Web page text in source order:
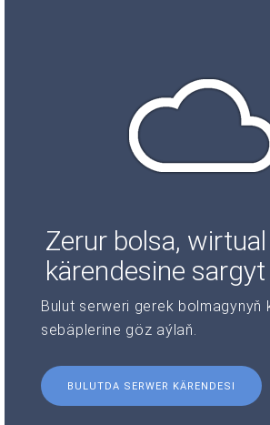
Zerur bolsa,
kärendesine
Bulut serweri gerek bolmagynyň
sebäplerine göz aýlaň.
BULUTDA SERWER KÄRENDESI